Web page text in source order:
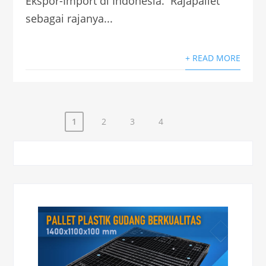
sebagai rajanya...
+ READ MORE
Paginasi
1 2 3 4